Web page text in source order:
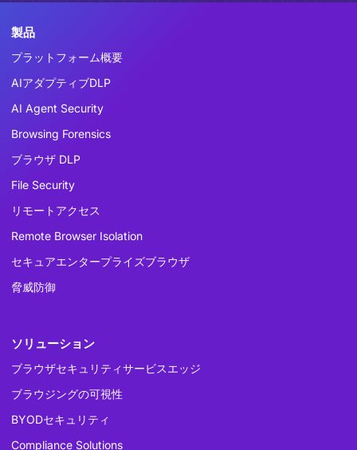
製品
プラットフォーム概要
AIアダプティブDLP
AI Agent Security
Browsing Forensics
ブラウザ DLP
File Security
リモートアクセス
Remote Browser Isolation
セキュアエンタープライズブラウザ
脅威防御
ソリューション
ブラウザセキュリティサービスエッジ
ブラウジングの可視性
BYODセキュリティ
Compliance Solutions